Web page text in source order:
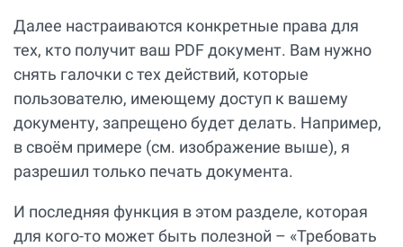
Далее настраиваются конкретные права для
тех, кто получит ваш PDF документ. Вам нужно
снять галочки с тех действий, которые
пользователю, имеющему доступ к вашему
документу, запрещено будет делать. Например,
в своём примере (см. изображение выше), я
разрешил только печать документа.
И последняя функция в этом разделе, которая
для кого-то может быть полезной – «Требовать